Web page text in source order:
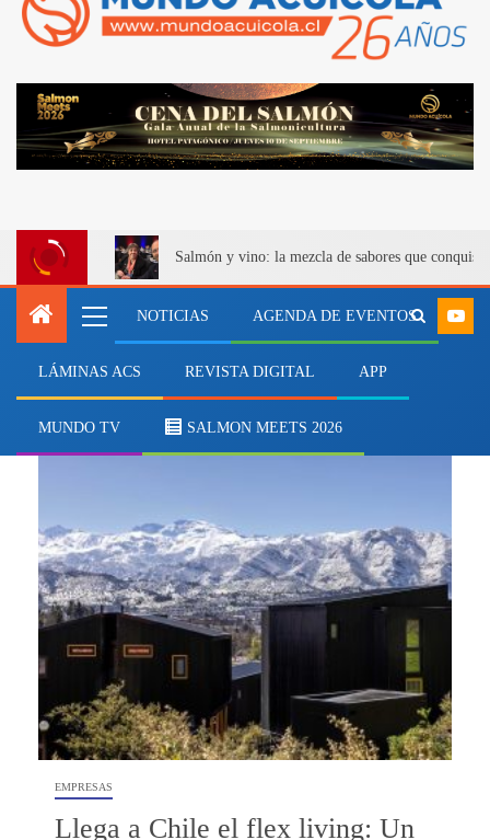
Salmón y vino: la mezcla de sabores que
NOTICIAS AGENDA DE EVENTOS
LÁMINAS ACS REVISTA DIGITAL APP
MUNDO TV SALMON MEETS 2026
arquitectura sustentable
EMPRESAS
Llega a Chile el flex living: Un